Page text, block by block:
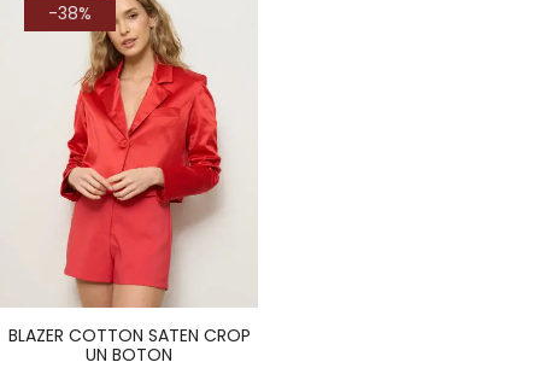
-38%
BLAZER COTTON SATEN CROP
UN BOTON